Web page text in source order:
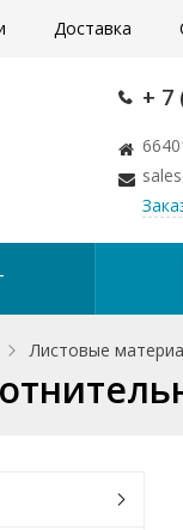
Доставка
+ 7
Листовые